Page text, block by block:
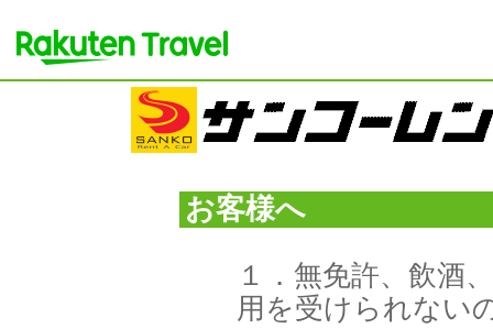
お客様へ
１．無免許、飲酒
用を受けられない